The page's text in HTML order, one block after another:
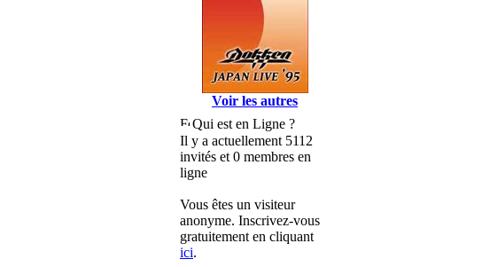
Voir les autres
Qui est en Ligne ?
Il y a actuellement 5112
invités et 0 membres en
ligne
Vous êtes un visiteur
anonyme. Inscrivez-vous
gratuitement en cliquant
ici.